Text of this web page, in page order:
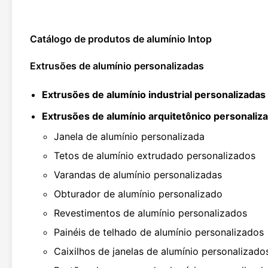
Catálogo de produtos de alumínio Intop
Extrusões de alumínio personalizadas
Extrusões de alumínio industrial personalizadas
Extrusões de alumínio arquitetônico
Janela de alumínio personalizada
Tetos de alumínio extrudado personalizados
Varandas de alumínio personalizadas
Obturador de alumínio personalizado
Revestimentos de alumínio personalizados
Painéis de telhado de alumínio personalizados
Caixilhos de janelas de alumínio